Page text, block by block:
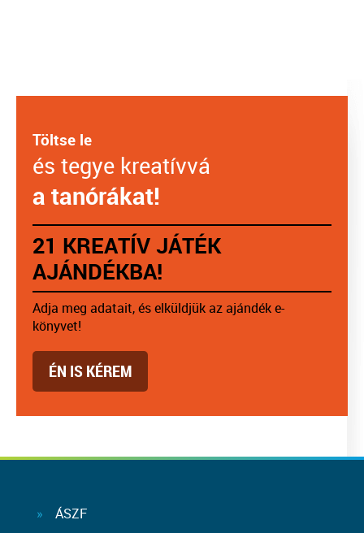
Töltse le
és tegye kreatívvá
a tanórákat!
21 KREATÍV JÁTÉK
AJÁNDÉKBA!
Adja meg adatait, és elküldjük az ajándék e-
könyvet!
ÉN IS KÉREM
ÁSZF